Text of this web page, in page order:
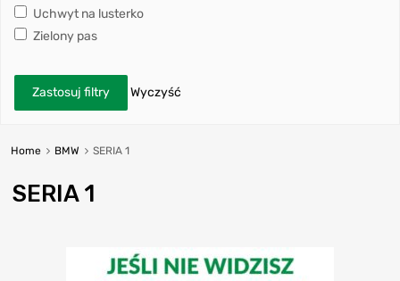
Uchwyt na lusterko
Zielony pas
Zastosuj filtry Wyczyść
Home BMW SERIA 1
SERIA 1